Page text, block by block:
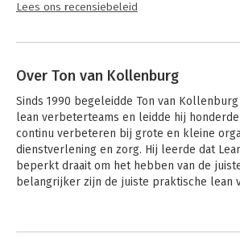
Lees ons recensiebeleid
Over Ton van Kollenburg
Sinds 1990 begeleidde Ton van
lean verbeterteams en leidde hij
continu verbeteren bij grote en kleine
dienstverlening en zorg. Hij leerde dat
beperkt draait om het hebben van de
belangrijker zijn de juiste praktische lean
Andere boeken door